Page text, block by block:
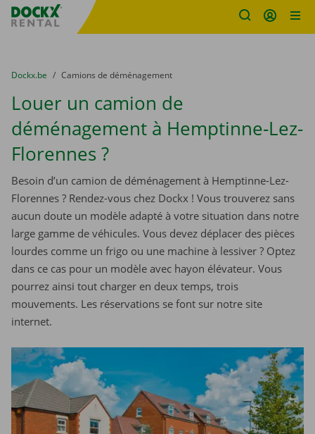
sitename
You are here:
du
Dockx.be to
Camions de déménagement
Louer un camion de
déménagement à Hemptinne-Lez-
Florennes ?
Besoin d’un camion de déménagement à Hemptinne-Lez-
Florennes ? Rendez-vous chez Dockx ! Vous trouverez sans
aucun doute un modèle adapté à votre situation dans notre
large gamme de véhicules. Vous devez déplacer des pièces
lourdes comme un frigo ou une machine à lessiver ? Optez
dans ce cas pour un modèle avec hayon élévateur. Vous
pourrez ainsi tout charger en deux temps, trois
mouvements. Les réservations se font sur notre site
internet.